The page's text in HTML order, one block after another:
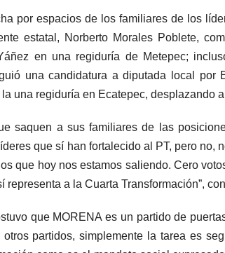
por espacios de los familiares de los
estatal, Norberto Morales Poblete,
en una regiduría de Metepec;
una candidatura a diputada local por
una regiduría en Ecatepec, desplazando
saquen a sus familiares de las
que sí han fortalecido al PT, pero no,
que hoy nos estamos saliendo. Cero
representa a la Cuarta Transformación”,
que MORENA es un partido de
partidos, simplemente la tarea es